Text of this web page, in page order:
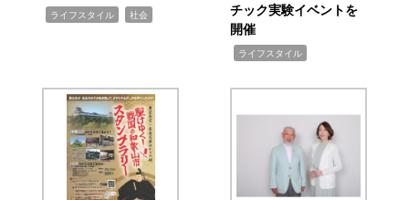
ライフスタイル 社会
チック実験イベントを
開催
ライフスタイル